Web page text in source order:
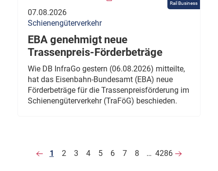
Rail Business
07.08.2026
Schienengüterverkehr
EBA genehmigt neue
Trassenpreis-Förderbeträge
Wie DB InfraGo gestern (06.08.2026) mitteilte,
hat das Eisenbahn-Bundesamt (EBA) neue
Förderbeträge für die Trassenpreisförderung im
Schienengüterverkehr (TraFöG) beschieden.
1 2 3 4 5 6 7 8 … 4286